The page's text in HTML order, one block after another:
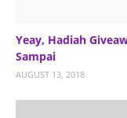
Yeay, Hadiah
Sampai
AUGUST 13, 2018